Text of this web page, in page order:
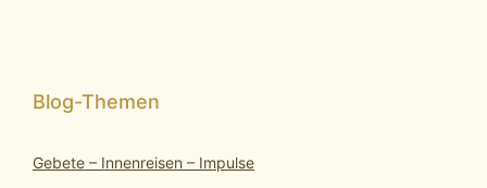
Gebete – Innenreisen – Impulse